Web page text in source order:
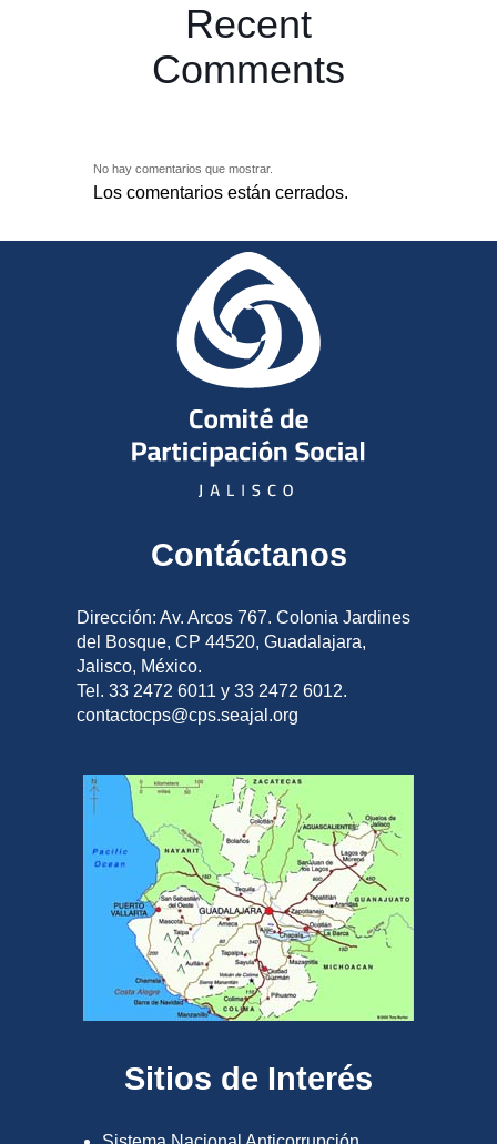
Recent
Comments
No hay comentarios que mostrar.
Los comentarios están cerrados.
Contáctanos
Dirección: Av. Arcos 767. Colonia Jardines
del Bosque, CP 44520, Guadalajara,
Jalisco, México.
Tel. 33 2472 6011 y 33 2472 6012.
contactocps@cps.seajal.org
Sitios de Interés